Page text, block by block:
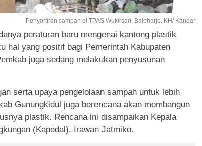
Penyortiran sampah di TPAS Wukirsari, Baleharjo. KH/ Kandar
peraturan baru mengenai kantong plastik
hal yang positif bagi Pemerintah Kabupaten
juga sedang melakukan penyusunan
serta upaya pengelolaan sampah untuk lebih
Gunungkidul juga berencana akan membangun
plastik. Rencana ini disampaikan Kepala
(Kapedal), Irawan Jatmiko.